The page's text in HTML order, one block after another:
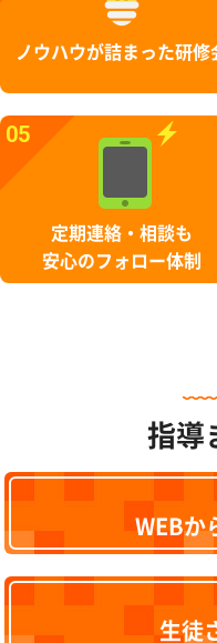
ノウハウが詰まった研修
05
定期連絡・相談も
安心のフォロー体制
指導
WEBか
生徒